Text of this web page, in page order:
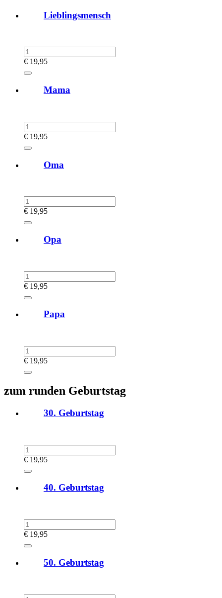
Lieblingsmensch
€ 19,95
Mama
€ 19,95
Oma
€ 19,95
Opa
€ 19,95
Papa
€ 19,95
zum runden Geburtstag
30. Geburtstag
€ 19,95
40. Geburtstag
€ 19,95
50. Geburtstag